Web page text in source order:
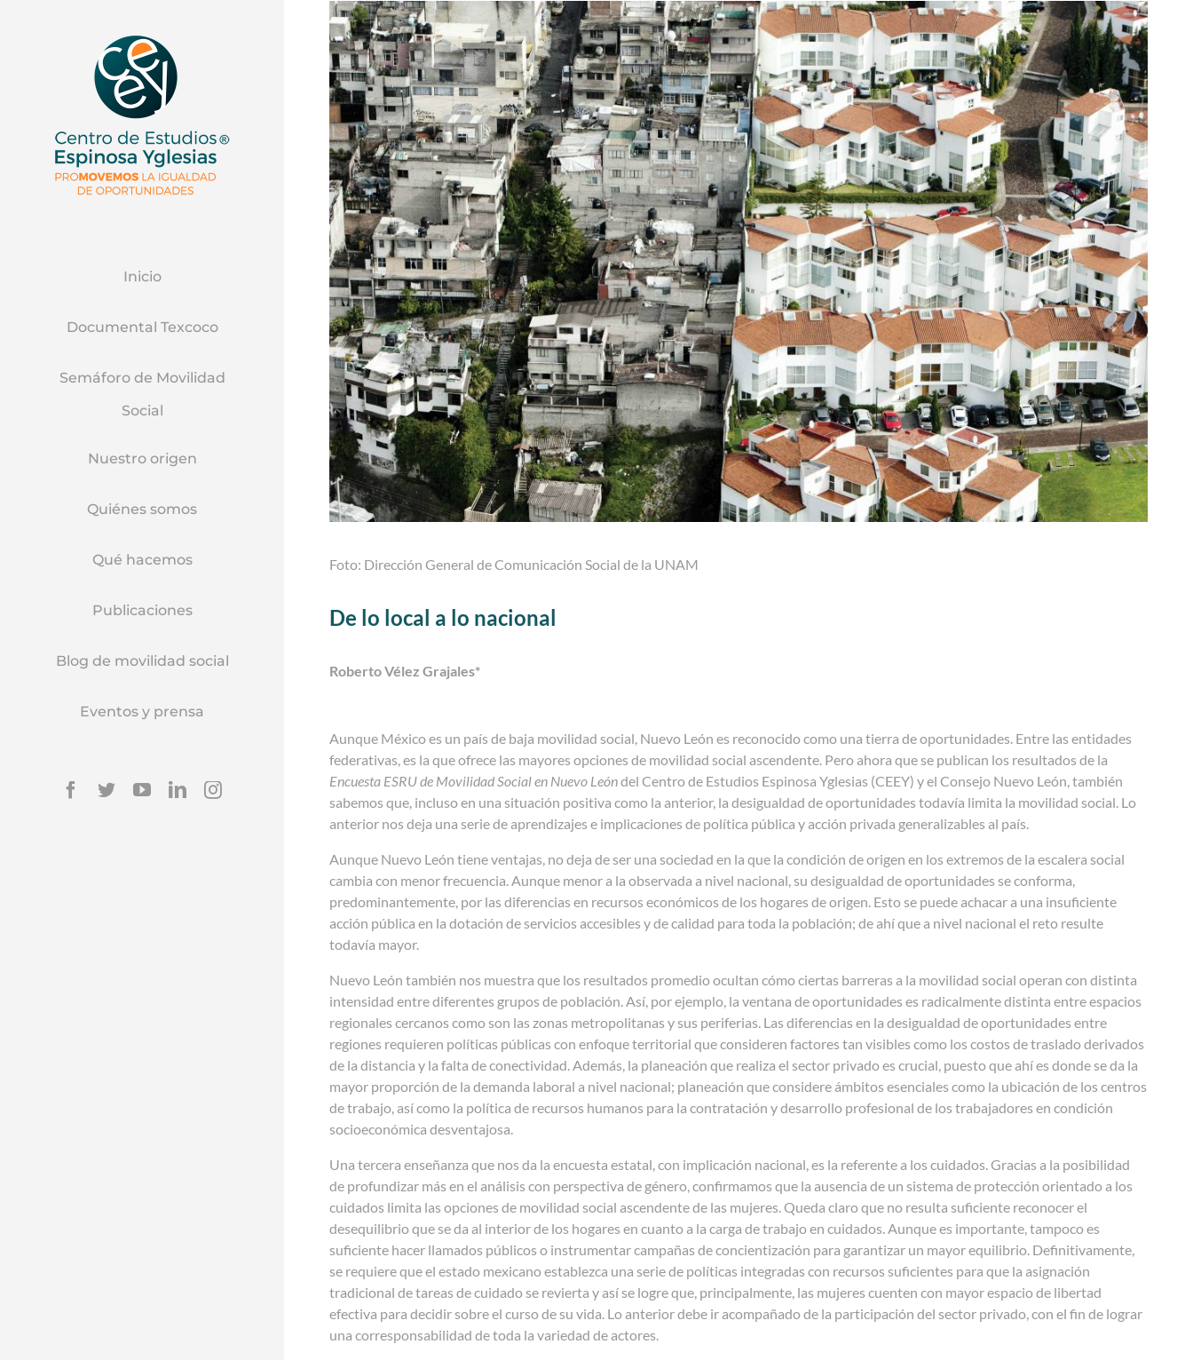
Inicio
Documental Texcoco
Semáforo de Movilidad
Social
Nuestro origen
Quiénes somos
Qué hacemos
Publicaciones
Blog de movilidad social
Eventos y prensa
Foto: Dirección General de Comunicación Social de la UNAM
De lo local a lo nacional
Roberto Vélez Grajales*
Aunque México es un país de baja movilidad social, Nuevo León es reconocido como una tierra de oportunidades. Entre las entidades
federativas, es la que ofrece las mayores opciones de movilidad social ascendente. Pero ahora que se publican los resultados de la
Encuesta ESRU de Movilidad Social en Nuevo Leóndel Centro de Estudios Espinosa Yglesias (CEEY) y el Consejo Nuevo León, también
sabemos que, incluso en una situación positiva como la anterior, la desigualdad de oportunidades todavía limita la movilidad social. Lo
anterior nos deja una serie de aprendizajes e implicaciones de política pública y acción privada generalizables al país.
Aunque Nuevo León tiene ventajas, no deja de ser una sociedad en la que la condición de origen en los extremos de la escalera social
cambia con menor frecuencia. Aunque menor a la observada a nivel nacional, su desigualdad de oportunidades se conforma,
predominantemente, por las diferencias en recursos económicos de los hogares de origen. Esto se puede achacar a una insuficiente
acción pública en la dotación de servicios accesibles y de calidad para toda la población; de ahí que a nivel nacional el reto resulte
todavía mayor.
Nuevo León también nos muestra que los resultados promedio ocultan cómo ciertas barreras a la movilidad social operan con distinta
intensidad entre diferentes grupos de población. Así, por ejemplo, la ventana de oportunidades es radicalmente distinta entre espacios
regionales cercanos como son las zonas metropolitanas y sus periferias. Las diferencias en la desigualdad de oportunidades entre
regiones requieren políticas públicas con enfoque territorial que consideren factores tan visibles como los costos de traslado derivados
de la distancia y la falta de conectividad. Además, la planeación que realiza el sector privado es crucial, puesto que ahí es donde se da la
mayor proporción de la demanda laboral a nivel nacional; planeación que considere ámbitos esenciales como la ubicación de los centros
de trabajo, así como la política de recursos humanos para la contratación y desarrollo profesional de los trabajadores en condición
socioeconómica desventajosa.
Una tercera enseñanza que nos da la encuesta estatal, con implicación nacional, es la referente a los cuidados. Gracias a la posibilidad
de profundizar más en el análisis con perspectiva de género, confirmamos que la ausencia de un sistema de protección orientado a los
cuidados limita las opciones de movilidad social ascendente de las mujeres. Queda claro que no resulta suficiente reconocer el
desequilibrio que se da al interior de los hogares en cuanto a la carga de trabajo en cuidados. Aunque es importante, tampoco es
suficiente hacer llamados públicos o instrumentar campañas de concientización para garantizar un mayor equilibrio. Definitivamente,
se requiere que el estado mexicano establezca una serie de políticas integradas con recursos suficientes para que la asignación
tradicional de tareas de cuidado se revierta y así se logre que, principalmente, las mujeres cuenten con mayor espacio de libertad
efectiva para decidir sobre el curso de su vida. Lo anterior debe ir acompañado de la participación del sector privado, con el fin de lograr
una corresponsabilidad de toda la variedad de actores.